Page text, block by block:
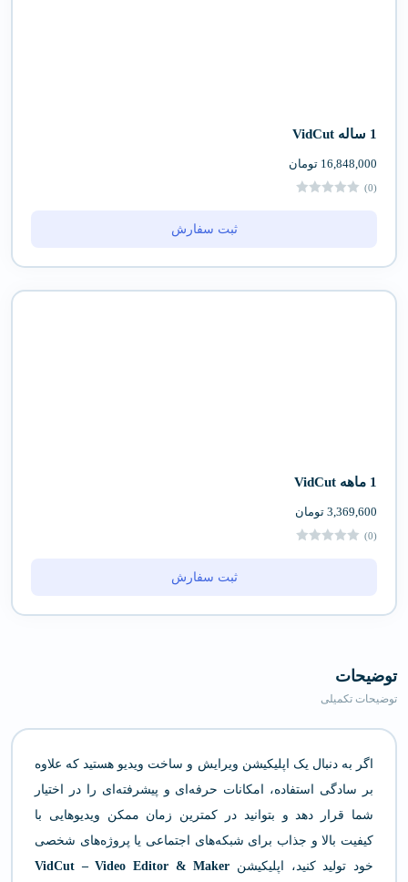
1 ساله VidCut
16,848,000 تومان
(0)
ثبت سفارش
1 ماهه VidCut
3,369,600 تومان
(0)
ثبت سفارش
توضیحات
توضیحات تکمیلی
اگر به دنبال یک اپلیکیشن ویرایش و ساخت ویدیو هستید که علاوه
بر سادگی استفاده، امکانات حرفه‌ای و پیشرفته‌ای را در اختیار
شما قرار دهد و بتوانید در کمترین زمان ممکن ویدیوهایی با
کیفیت بالا و جذاب برای شبکه‌های اجتماعی یا پروژه‌های شخصی
خود تولید کنید، اپلیکیشن VidCut – Video Editor & Maker